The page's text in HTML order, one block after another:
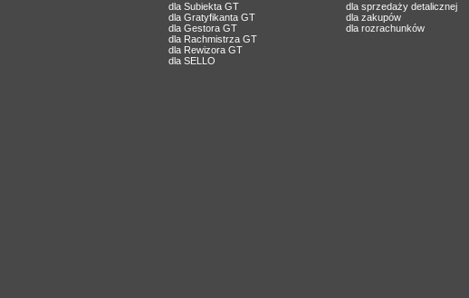
dla Subiekta GT
dla Gratyfikanta GT
dla Gestora GT
dla Rachmistrza GT
dla Rewizora GT
dla SELLO
dla sprzedaży detalicznej
dla zakupów
dla rozrachunków